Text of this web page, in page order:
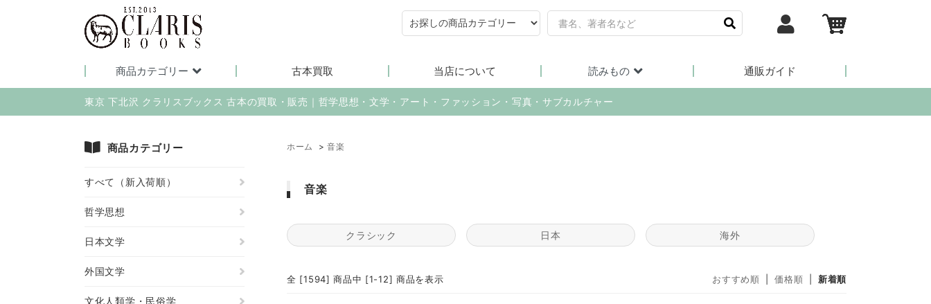
商品カテゴリー 古本買取 当店について 読みもの 通販ガイド
東京 下北沢 クラリスブックス 古本の買取・販売｜哲学思想・文学・アート・ファッション・写真・サブカルチャー
ホーム > 音楽
音楽
クラシック 日本 海外
全 [1594] 商品中 [1-12] 商品を表示 おすすめ順 価格順 新着順
商品カテゴリー
すべて（新入荷順）
哲学思想
日本文学
外国文学
文化人類学・民俗学